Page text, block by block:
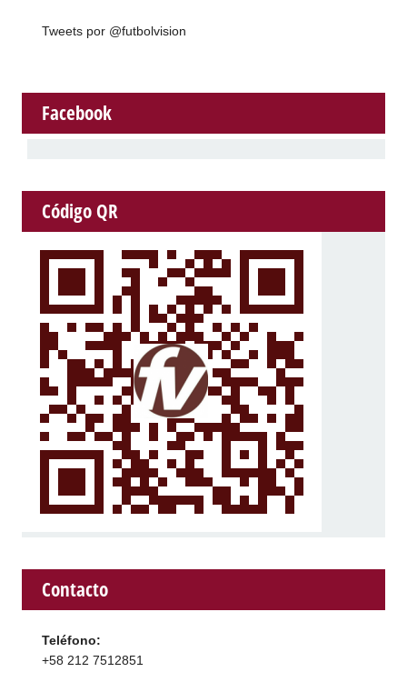
Tweets por @futbolvision
Facebook
Código QR
Contacto
Teléfono:
+58 212 7512851